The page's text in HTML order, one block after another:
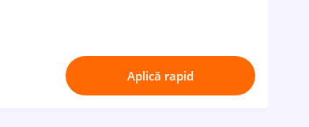
Aplică rapid